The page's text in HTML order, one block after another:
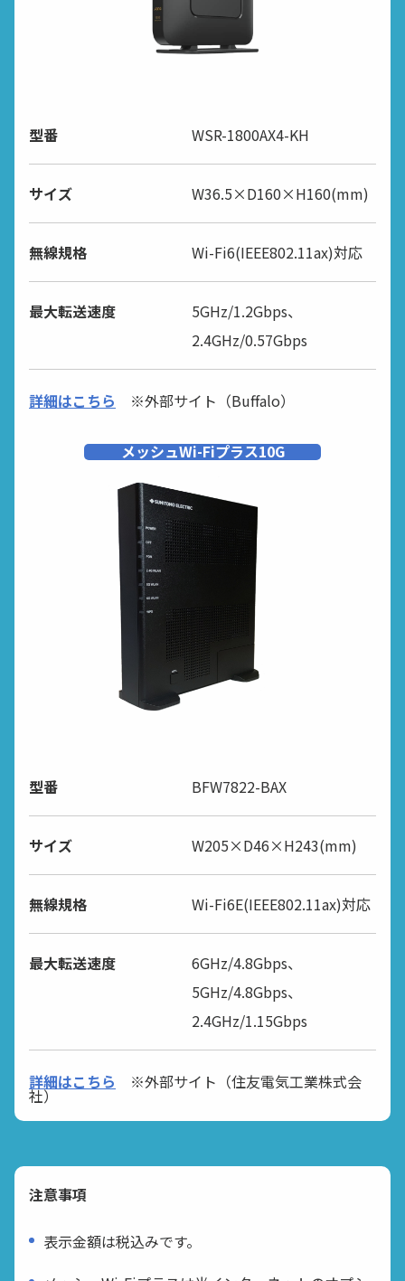
型番 WSR-1800AX4-KH
サイズ W36.5×D160×H160(mm)
無線規格 Wi-Fi6(IEEE802.11ax)対応
最大転送速度
5GHz/1.2Gbps、
2.4GHz/0.57Gbps
詳細はこちら ※外部サイト（Buffalo）
メッシュWi-Fiプラス10G
型番 BFW7822-BAX
サイズ W205×D46×H243(mm)
無線規格 Wi-Fi6E(IEEE802.11ax)対応
最大転送速度
6GHz/4.8Gbps、
5GHz/4.8Gbps、
2.4GHz/1.15Gbps
詳細はこちら ※外部サイト（住友電気工業株式会
社）
注意事項
表示金額は税込みです。